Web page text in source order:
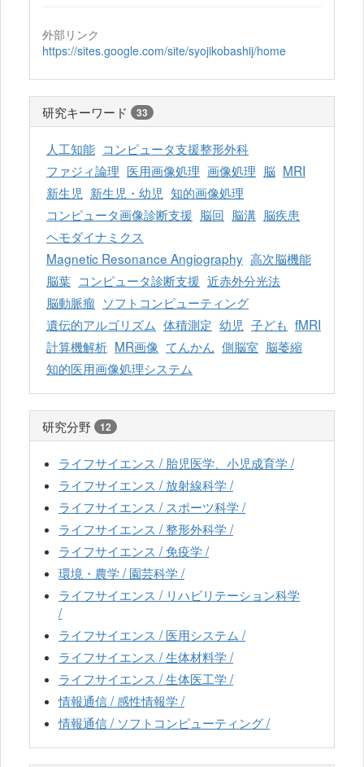
外部リンク
https://sites.google.com/site/syojikobashij/home
研究キーワード 33
人工知能 コンピュータ支援整形外科
ファジィ論理 医用画像処理 画像処理 脳 MRI
新生児 新生児・幼児 知的画像処理
コンピュータ画像診断支援 脳回 脳溝 脳疾患
ヘモダイナミクス
Magnetic Resonance Angiography 高次脳機能
脳葉 コンピュータ診断支援 近赤外分光法
脳動脈瘤 ソフトコンピューティング
遺伝的アルゴリズム 体積測定 幼児 子ども fMRI
計算機解析 MR画像 てんかん 側脳室 脳萎縮
知的医用画像処理システム
研究分野 12
ライフサイエンス / 胎児医学、小児成育学 /
ライフサイエンス / 放射線科学 /
ライフサイエンス / スポーツ科学 /
ライフサイエンス / 整形外科学 /
ライフサイエンス / 免疫学 /
環境・農学 / 園芸科学 /
ライフサイエンス / リハビリテーション科学
/
ライフサイエンス / 医用システム /
ライフサイエンス / 生体材料学 /
ライフサイエンス / 生体医工学 /
情報通信 / 感性情報学 /
情報通信 / ソフトコンピューティング /